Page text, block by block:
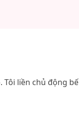
liền chủ động